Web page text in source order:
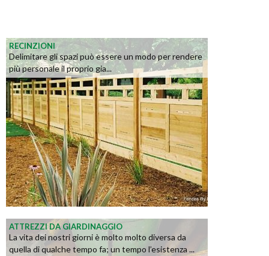
RECINZIONI
Delimitare gli spazi può essere un modo per rendere
più personale il proprio gia...
ATTREZZI DA GIARDINAGGIO
La vita dei nostri giorni è molto molto diversa da
quella di qualche tempo fa; un tempo l’esistenza ...